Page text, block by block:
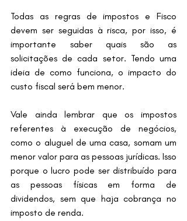
Todas as regras de impostos e Fisco
devem ser seguidas à risca, por isso, é
importante saber quais são as
solicitações de cada setor. Tendo uma
ideia de como funciona, o impacto do
custo fiscal será bem menor.
Vale ainda lembrar que os impostos
referentes à execução de negócios,
como o aluguel de uma casa, somam um
menor valor para as pessoas jurídicas. Isso
porque o lucro pode ser distribuído para
as pessoas físicas em forma de
dividendos, sem que haja cobrança no
imposto de renda.